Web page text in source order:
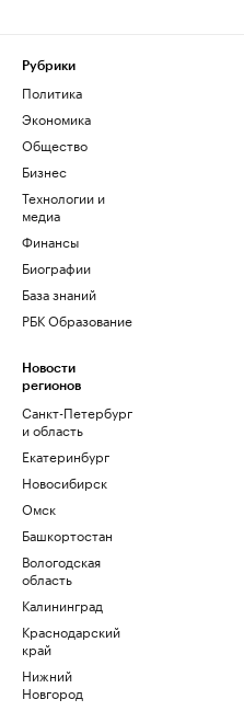
Рубрики
Политика
Экономика
Общество
Бизнес
Технологии и
медиа
Финансы
Биографии
База знаний
РБК Образование
Новости
регионов
Санкт-Петербург
и область
Екатеринбург
Новосибирск
Омск
Башкортостан
Вологодская
область
Калининград
Краснодарский
край
Нижний
Новгород